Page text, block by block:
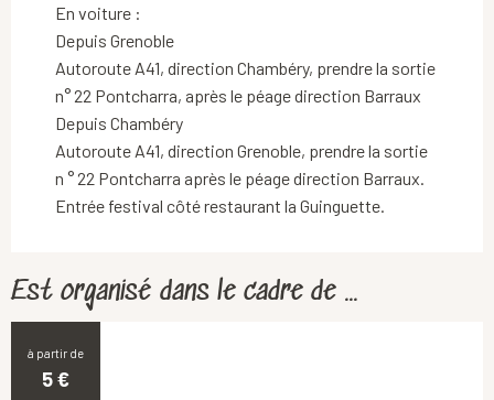
En voiture :
Depuis Grenoble
Autoroute A41, direction Chambéry, prendre la sortie
n° 22 Pontcharra, après le péage direction Barraux
Depuis Chambéry
Autoroute A41, direction Grenoble, prendre la sortie
n ° 22 Pontcharra après le péage direction Barraux.
Entrée festival côté restaurant la Guinguette.
Est organisé dans le cadre de ...
à partir de
5€
25
SEPT.